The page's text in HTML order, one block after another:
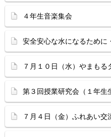
４年生音楽集会
安全安心な水になるために
７月１０日（水）やまもる
第３回授業研究会（１年生
７月４日（金）ふれあい交